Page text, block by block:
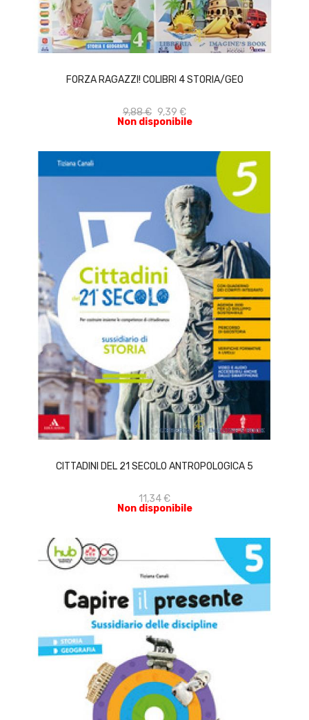
FORZA RAGAZZI! COLIBRI 4 STORIA/GEO
9,88 € 9,39 €
Non disponibile
ACQUISTA
CITTADINI DEL 21 SECOLO ANTROPOLOGICA 5
11,34 €
Non disponibile
ACQUISTA